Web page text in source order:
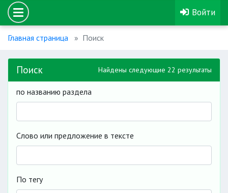
Войти
Главная страница Поиск
Поиск Найдены следующие 22 результаты
по названию раздела
Слово или предложение в тексте
По тегу